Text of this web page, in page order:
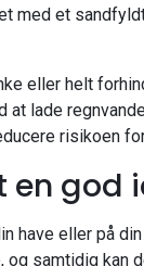
med et
eller helt
at lade
risikoen
en god
have eller på
samtidig kan